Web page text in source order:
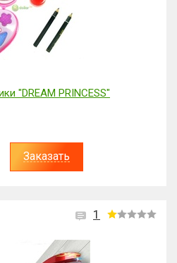
"DREAM PRINCESS"
Заказать
1